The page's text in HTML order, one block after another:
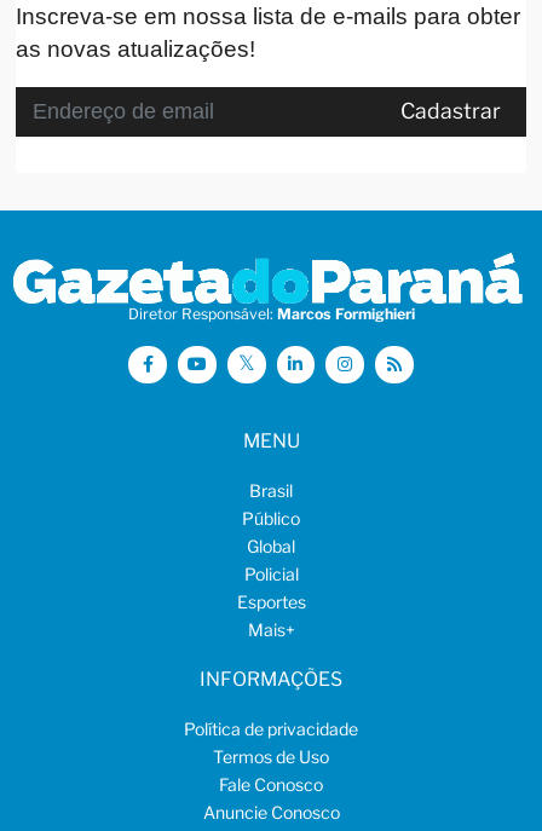
Inscreva-se em nossa lista de e-mails para obter
as novas atualizações!
Cadastrar
Diretor Responsável: Marcos Formighieri
MENU
Brasil
Público
Global
Policial
Esportes
Mais+
INFORMAÇÕES
Política de privacidade
Termos de Uso
Fale Conosco
Anuncie Conosco